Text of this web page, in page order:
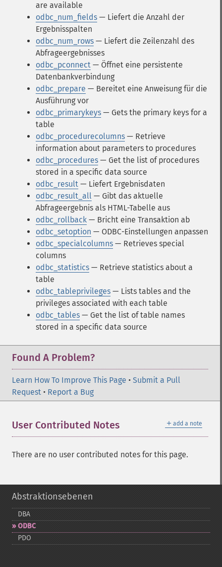
are available
odbc_num_fields — Liefert die Anzahl der
Ergebnisspalten
odbc_num_rows — Liefert die Zeilenzahl des
Abfrageergebnisses
odbc_pconnect — Öffnet eine persistente
Datenbankverbindung
odbc_prepare — Bereitet eine Anweisung für die
Ausführung vor
odbc_primarykeys — Gets the primary keys for a
table
odbc_procedurecolumns — Retrieve
information about parameters to procedures
odbc_procedures — Get the list of procedures
stored in a specific data source
odbc_result — Liefert Ergebnisdaten
odbc_result_all — Gibt das aktuelle
Abfrageergebnis als HTML-Tabelle aus
odbc_rollback — Bricht eine Transaktion ab
odbc_setoption — ODBC-Einstellungen anpassen
odbc_specialcolumns — Retrieves special
columns
odbc_statistics — Retrieve statistics about a
table
odbc_tableprivileges — Lists tables and the
privileges associated with each table
odbc_tables — Get the list of table names
stored in a specific data source
Found A Problem?
Learn How To Improve This Page • Submit a Pull
Request • Report a Bug
＋ add a note
User Contributed Notes
There are no user contributed notes for this page.
Abstraktionsebenen
DBA
ODBC
PDO